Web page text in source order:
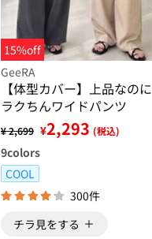
15%off
GeeRA
【体型カバー】上品なのに
ラクちんワイドパンツ
¥ 2,699 ¥2,293 (税込)
9colors
COOL
300件
チラ見をする